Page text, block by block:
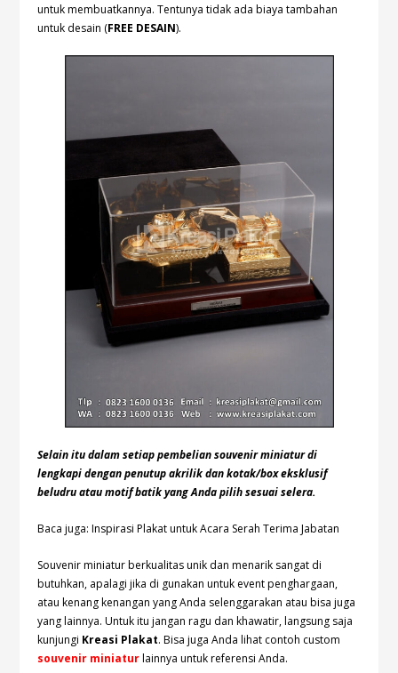
untuk membuatkannya. Tentunya tidak ada biaya tambahan
untuk desain (FREE DESAIN).
Selain itu dalam setiap pembelian souvenir miniatur di
lengkapi dengan penutup akrilik dan kotak/box eksklusif
beludru atau motif batik yang Anda pilih sesuai selera.
Baca juga: Inspirasi Plakat untuk Acara Serah Terima Jabatan
Souvenir miniatur berkualitas unik dan menarik sangat di
butuhkan, apalagi jika di gunakan untuk event penghargaan,
atau kenang kenangan yang Anda selenggarakan atau bisa juga
yang lainnya. Untuk itu jangan ragu dan khawatir, langsung saja
kunjungi Kreasi Plakat. Bisa juga Anda lihat contoh custom
souvenir miniaturlainnya untuk referensi Anda.